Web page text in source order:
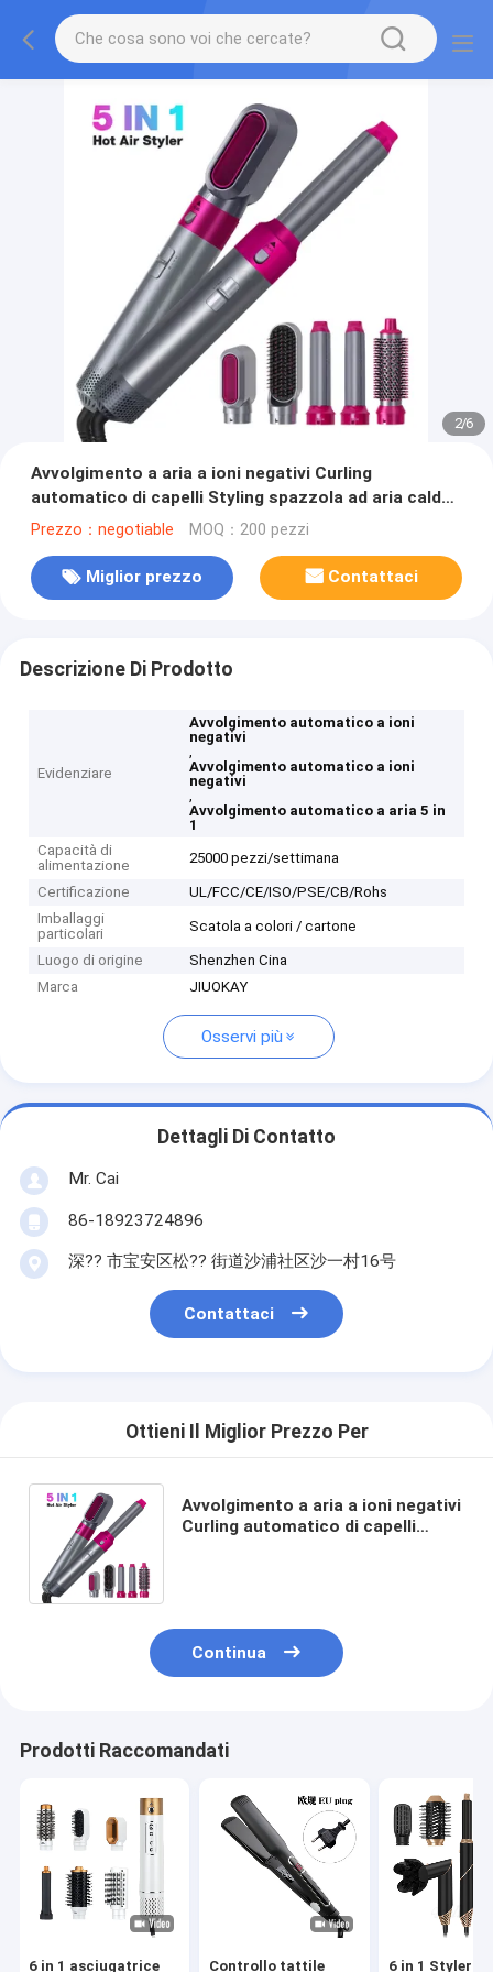
2/6
Avvolgimento a aria a ioni negativi Curling
automatico di capelli Styling spazzola ad aria calda
5 in 1 Multi funzione
Prezzo：negotiable MOQ：200 pezzi
Miglior prezzo Contattaci
Descrizione Di Prodotto
Evidenziare
Avvolgimento automatico a ioni
negativi
,
Avvolgimento automatico a ioni
negativi
,
Avvolgimento automatico a aria 5 in
1
Capacità di
alimentazione
25000 pezzi/settimana
Certificazione
UL/FCC/CE/ISO/PSE/CB/Rohs
Imballaggi
particolari
Scatola a colori / cartone
Luogo di origine
Shenzhen Cina
Marca
JIUOKAY
Osservi più
Dettagli Di Contatto
Mr. Cai
86-18923724896
深?? 市宝安区松?? 街道沙浦社区沙一村16号
Contattaci
Ottieni Il Miglior Prezzo Per
Avvolgimento a aria a ioni negativi
Curling automatico di capelli
Continua
Prodotti Raccomandati
6 in 1 asciugatrice Controllo tattile 6 in 1 Styler